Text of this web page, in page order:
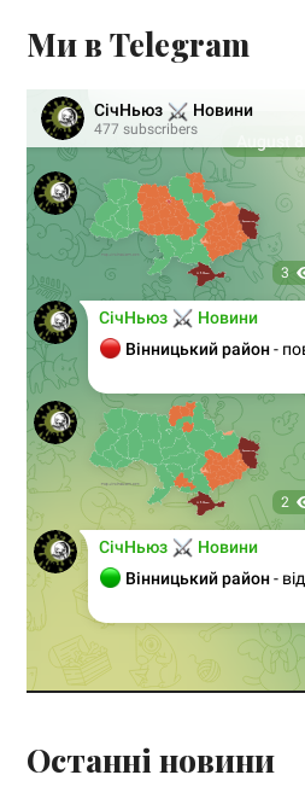
Ми в Telegram
Останні новини